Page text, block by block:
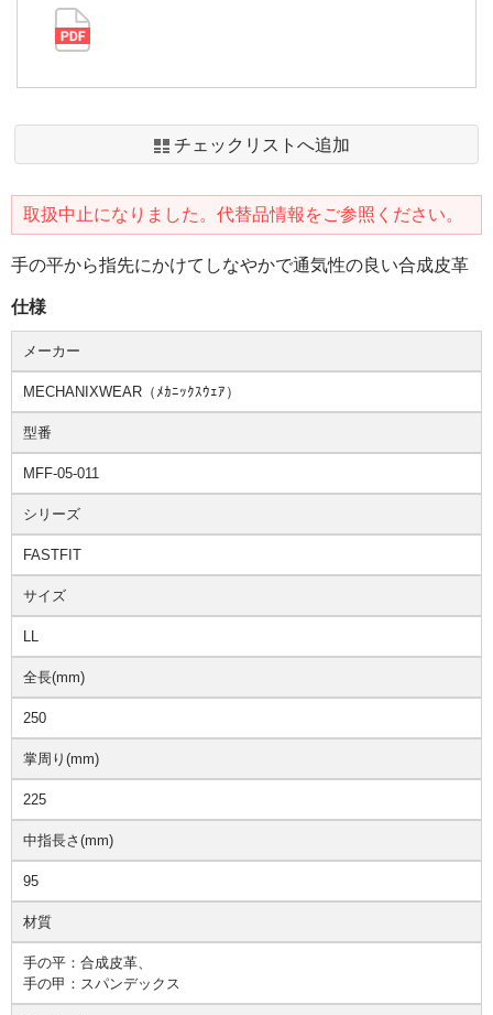
チェックリストへ追加
取扱中止になりました。代替品情報をご参照ください。
手の平から指先にかけてしなやかで通気性の良い合成皮革
仕様
メーカー
MECHANIXWEAR（ﾒｶﾆｯｸｽｳｪｱ）
型番
MFF-05-011
シリーズ
FASTFIT
サイズ
LL
全長(mm)
250
掌周り(mm)
225
中指長さ(mm)
95
材質
手の平：合成皮革、
手の甲：スパンデックス